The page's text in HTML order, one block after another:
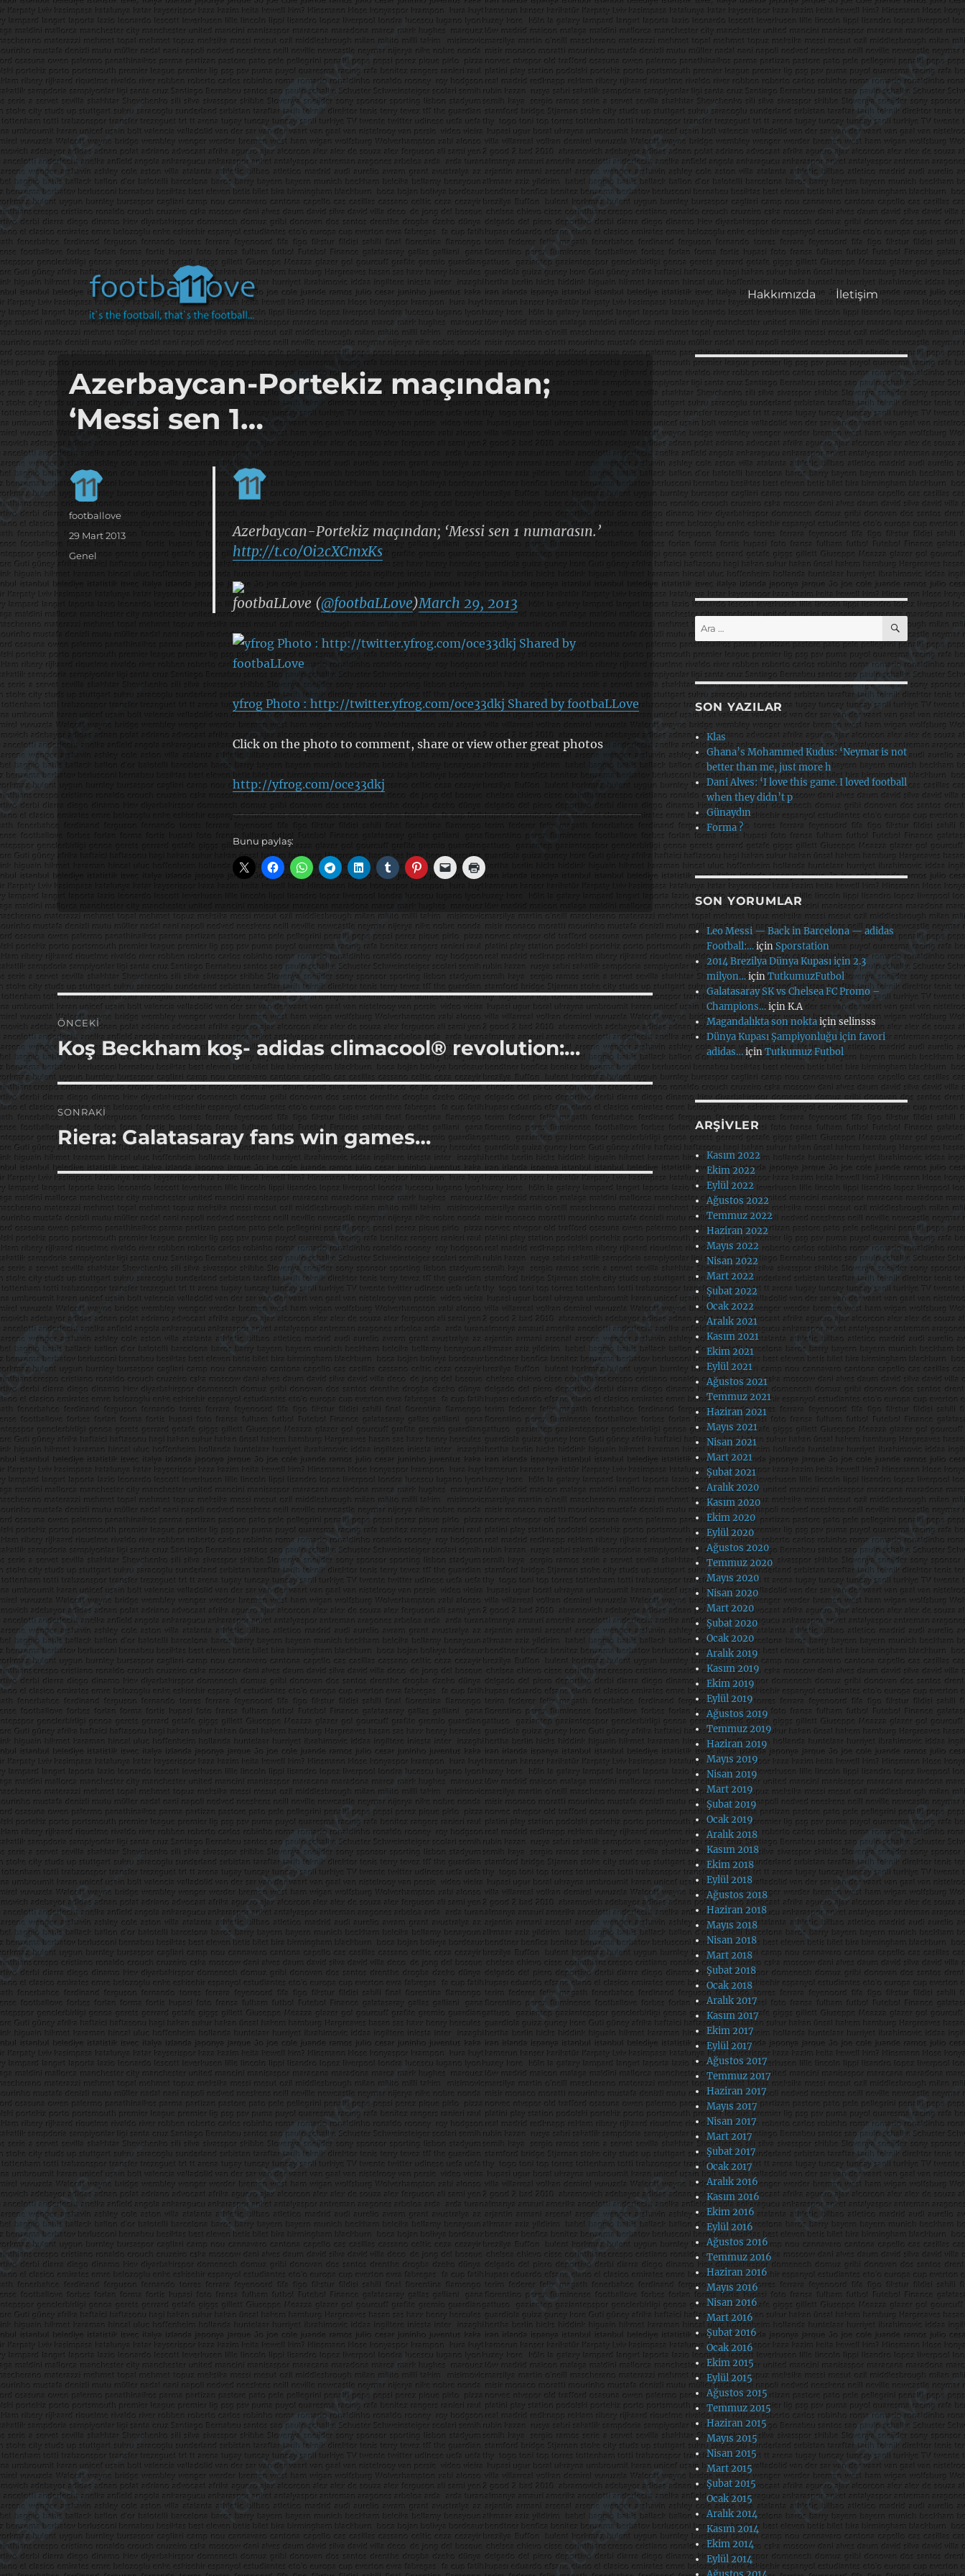
footbaLLove
it's the football, that's the football…
Hakkımızda İletişim
Azerbaycan-Portekiz maçından;
‘Messi sen 1…
Azerbaycan-Portekiz maçından; ‘Messi sen 1 numarasın.’
http://t.co/Oi2cXCmxKs
footbaLLove (@footbaLLove)March 29, 2013
yfrog Photo : http://twitter.yfrog.com/oce33dkj Shared by footbaLLove
Click on the photo to comment, share or view other great photos
http://yfrog.com/oce33dkj
Bunu paylaş:
Yazar
footballove
Yayın
tarihi
29 Mart 2013
Kategoriler
Genel
Yazı
gezinmesi
ÖNCEKI
Önceki
yazı:
Koş Beckham koş- adidas climacool® revolution:…
SONRAKI
Sonraki
yazı:
Riera: Galatasaray fans win games…
Ara: ARA
SON YAZILAR
Klas
Ghana’s Mohammed Kudus: ‘Neymar is not
better than me, just more h
Dani Alves: ‘I love this game. I loved football
when they didn’t p
Günaydın
Forma ?
SON YORUMLAR
Leo Messi — Back in Barcelona — adidas
Football:…içinSporstation
2014 Brezilya Dünya Kupası için 2.3
milyon…içinTutkumuzFutbol
Galatasaray SK vs Chelsea FC Promo –
Champions…içinK.A
Magandalıkta son noktaiçinselinsss
Dünya Kupası Şampiyonluğu için favori
adidas…içinTutkumuz Futbol
ARŞIVLER
Kasım 2022
Ekim 2022
Eylül 2022
Ağustos 2022
Temmuz 2022
Haziran 2022
Mayıs 2022
Nisan 2022
Mart 2022
Şubat 2022
Ocak 2022
Aralık 2021
Kasım 2021
Ekim 2021
Eylül 2021
Ağustos 2021
Temmuz 2021
Haziran 2021
Mayıs 2021
Nisan 2021
Mart 2021
Şubat 2021
Aralık 2020
Kasım 2020
Ekim 2020
Eylül 2020
Ağustos 2020
Temmuz 2020
Mayıs 2020
Nisan 2020
Mart 2020
Şubat 2020
Ocak 2020
Aralık 2019
Kasım 2019
Ekim 2019
Eylül 2019
Ağustos 2019
Temmuz 2019
Haziran 2019
Mayıs 2019
Nisan 2019
Mart 2019
Şubat 2019
Ocak 2019
Aralık 2018
Kasım 2018
Ekim 2018
Eylül 2018
Ağustos 2018
Haziran 2018
Mayıs 2018
Nisan 2018
Mart 2018
Şubat 2018
Ocak 2018
Aralık 2017
Kasım 2017
Ekim 2017
Eylül 2017
Ağustos 2017
Temmuz 2017
Haziran 2017
Mayıs 2017
Nisan 2017
Mart 2017
Şubat 2017
Ocak 2017
Aralık 2016
Kasım 2016
Ekim 2016
Eylül 2016
Ağustos 2016
Temmuz 2016
Haziran 2016
Mayıs 2016
Nisan 2016
Mart 2016
Şubat 2016
Ocak 2016
Ekim 2015
Eylül 2015
Ağustos 2015
Temmuz 2015
Haziran 2015
Mayıs 2015
Nisan 2015
Mart 2015
Şubat 2015
Ocak 2015
Aralık 2014
Kasım 2014
Ekim 2014
Eylül 2014